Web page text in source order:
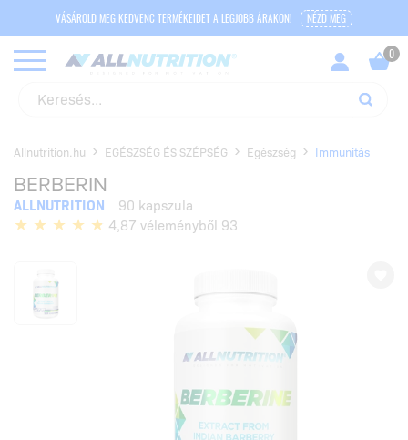
VÁSÁROLD MEG KEDVENC TERMÉKEIDET A LEGJOBB ÁRAKON! NÉZD MEG
Allnutrition.hu EGÉSZSÉG ÉS SZÉPSÉG Egészség Immunitás
BERBERIN
ALLNUTRITION
90 kapszula
4,87 véleményből 93